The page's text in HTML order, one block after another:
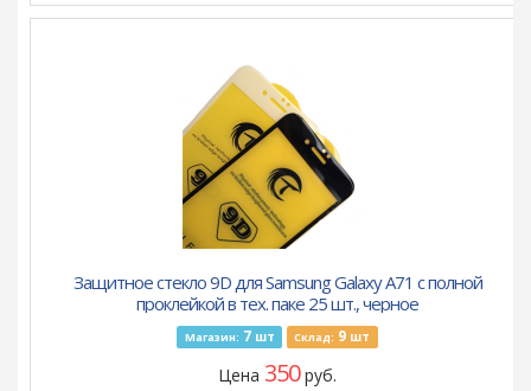
Защитное стекло 9D для Samsung Galaxy A71 с полной
проклейкой в тех. паке 25 шт., черное
Магазин: 7шт Склад: 9 шт
Цена 350руб.